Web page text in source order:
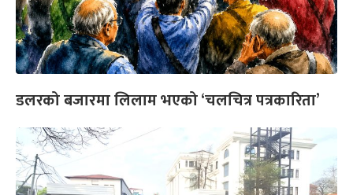
डलरको बजारमा लिलाम भएको ‘चलचित्र पत्रकारिता’